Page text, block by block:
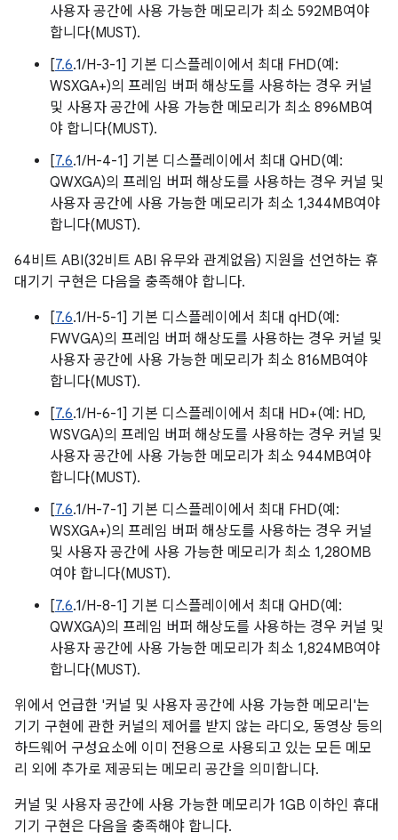
사용자 공간에 사용 가능한 메모리가 최소 592MB여야
합니다(MUST).
[7.6.1/H-3-1] 기본 디스플레이에서 최대 FHD(예:
WSXGA+)의 프레임 버퍼 해상도를 사용하는 경우 커널
및 사용자 공간에 사용 가능한 메모리가 최소 896MB여
야 합니다(MUST).
[7.6.1/H-4-1] 기본 디스플레이에서 최대 QHD(예:
QWXGA)의 프레임 버퍼 해상도를 사용하는 경우 커널 및
사용자 공간에 사용 가능한 메모리가 최소 1,344MB여야
합니다(MUST).
64비트 ABI(32비트 ABI 유무와 관계없음) 지원을 선언하는 휴
대기기 구현은 다음을 충족해야 합니다.
[7.6.1/H-5-1] 기본 디스플레이에서 최대 qHD(예:
FWVGA)의 프레임 버퍼 해상도를 사용하는 경우 커널 및
사용자 공간에 사용 가능한 메모리가 최소 816MB여야
합니다(MUST).
[7.6.1/H-6-1] 기본 디스플레이에서 최대 HD+(예: HD,
WSVGA)의 프레임 버퍼 해상도를 사용하는 경우 커널 및
사용자 공간에 사용 가능한 메모리가 최소 944MB여야
합니다(MUST).
[7.6.1/H-7-1] 기본 디스플레이에서 최대 FHD(예:
WSXGA+)의 프레임 버퍼 해상도를 사용하는 경우 커널
및 사용자 공간에 사용 가능한 메모리가 최소 1,280MB
여야 합니다(MUST).
[7.6.1/H-8-1] 기본 디스플레이에서 최대 QHD(예:
QWXGA)의 프레임 버퍼 해상도를 사용하는 경우 커널 및
사용자 공간에 사용 가능한 메모리가 최소 1,824MB여야
합니다(MUST).
위에서 언급한 '커널 및 사용자 공간에 사용 가능한 메모리'는
기기 구현에 관한 커널의 제어를 받지 않는 라디오, 동영상 등의
하드웨어 구성요소에 이미 전용으로 사용되고 있는 모든 메모
리 외에 추가로 제공되는 메모리 공간을 의미합니다.
커널 및 사용자 공간에 사용 가능한 메모리가 1GB 이하인 휴대
기기 구현은 다음을 충족해야 합니다.